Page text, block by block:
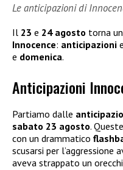
Le anticipazioni di
Il 23 e 24 agosto torna
Innocence: anticipazioni e
e domenica.
Anticipazioni
Partiamo dalle
sabato 23 agosto.
con un drammatico
scusarsi per l’aggressione
aveva strappato un